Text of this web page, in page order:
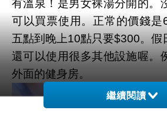
有溫泉！是男女裸湯分開的。
可以買票使用。正常的價錢是
五點到晚上10點只要$300。假
還可以使用很多其他設施喔。
外面的健身房。
繼續閱讀